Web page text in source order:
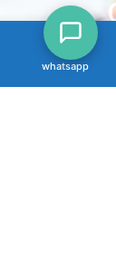
whatsapp